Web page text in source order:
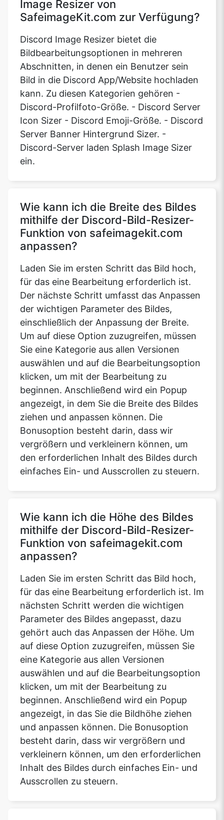
Image Resizer von
SafeimageKit.com zur Verfügung?
Discord Image Resizer bietet die
Bildbearbeitungsoptionen in mehreren
Abschnitten, in denen ein Benutzer sein
Bild in die Discord App/Website hochladen
kann. Zu diesen Kategorien gehören -
Discord-Profilfoto-Größe. - Discord Server
Icon Sizer - Discord Emoji-Größe. - Discord
Server Banner Hintergrund Sizer. -
Discord-Server laden Splash Image Sizer
ein.
Wie kann ich die Breite des Bildes
mithilfe der Discord-Bild-Resizer-
Funktion von safeimagekit.com
anpassen?
Laden Sie im ersten Schritt das Bild hoch,
für das eine Bearbeitung erforderlich ist.
Der nächste Schritt umfasst das Anpassen
der wichtigen Parameter des Bildes,
einschließlich der Anpassung der Breite.
Um auf diese Option zuzugreifen, müssen
Sie eine Kategorie aus allen Versionen
auswählen und auf die Bearbeitungsoption
klicken, um mit der Bearbeitung zu
beginnen. Anschließend wird ein Popup
angezeigt, in dem Sie die Breite des Bildes
ziehen und anpassen können. Die
Bonusoption besteht darin, dass wir
vergrößern und verkleinern können, um
den erforderlichen Inhalt des Bildes durch
einfaches Ein- und Ausscrollen zu steuern.
Wie kann ich die Höhe des Bildes
mithilfe der Discord-Bild-Resizer-
Funktion von safeimagekit.com
anpassen?
Laden Sie im ersten Schritt das Bild hoch,
für das eine Bearbeitung erforderlich ist. Im
nächsten Schritt werden die wichtigen
Parameter des Bildes angepasst, dazu
gehört auch das Anpassen der Höhe. Um
auf diese Option zuzugreifen, müssen Sie
eine Kategorie aus allen Versionen
auswählen und auf die Bearbeitungsoption
klicken, um mit der Bearbeitung zu
beginnen. Anschließend wird ein Popup
angezeigt, in das Sie die Bildhöhe ziehen
und anpassen können. Die Bonusoption
besteht darin, dass wir vergrößern und
verkleinern können, um den erforderlichen
Inhalt des Bildes durch einfaches Ein- und
Ausscrollen zu steuern.